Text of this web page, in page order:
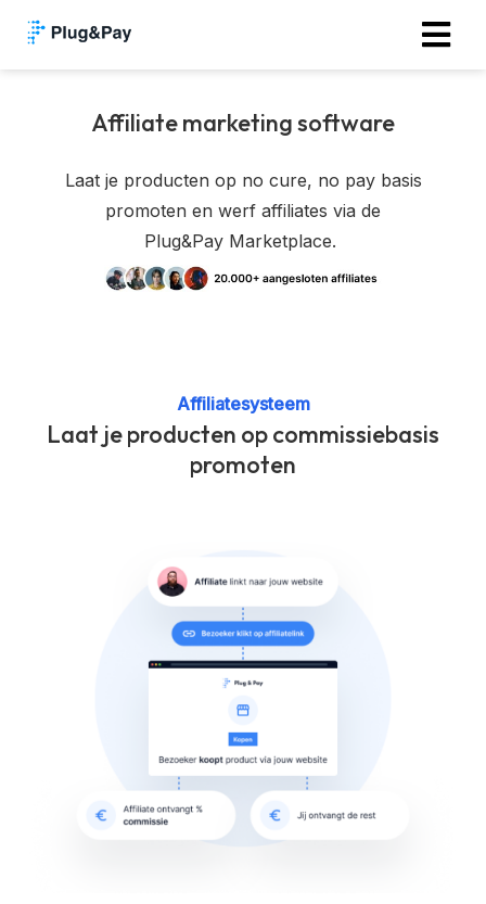
Affiliate marketing software
Laat je producten op no cure, no pay basis
promoten en werf affiliates via de
Plug&Pay Marketplace.
Affiliatesysteem
Laat je producten op commissiebasis
promoten